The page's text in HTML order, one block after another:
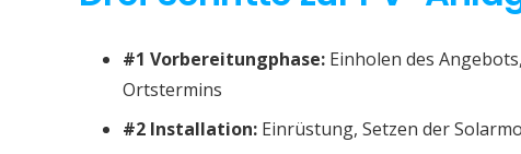
#1 Vorbereitungphase: Einholen des
Ortstermins
#2 Installation: Einrüstung, Setzen der